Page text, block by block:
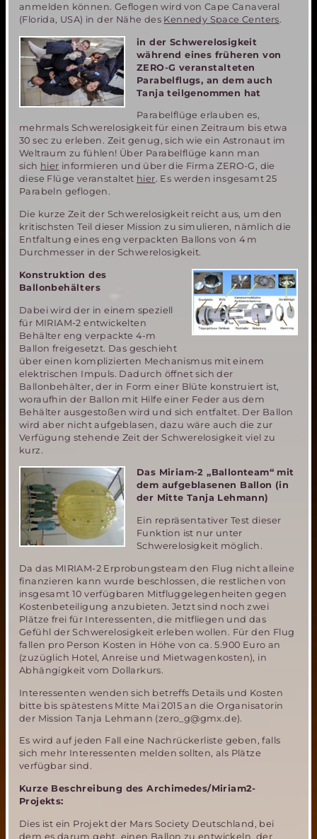
anmelden können. Geflogen wird von Cape Canaveral
(Florida, USA) in der Nähe des Kennedy Space Centers.
in der Schwerelosigkeit
während eines früheren von
ZERO-G veranstalteten
Parabelflugs, an dem auch
Tanja teilgenommen hat
Parabelflüge erlauben es,
mehrmals Schwerelosigkeit für einen Zeitraum bis etwa
30 sec zu erleben. Zeit genug, sich wie ein Astronaut im
Weltraum zu fühlen! Über Parabelflüge kann man
sich hier informieren und über die Firma ZERO-G, die
diese Flüge veranstaltet hier. Es werden insgesamt 25
Parabeln geflogen.
Die kurze Zeit der Schwerelosigkeit reicht aus, um den
kritischsten Teil dieser Mission zu simulieren, nämlich die
Entfaltung eines eng verpackten Ballons von 4 m
Durchmesser in der Schwerelosigkeit.
Konstruktion des
Ballonbehälters
Dabei wird der in einem speziell
für MIRIAM-2 entwickelten
Behälter eng verpackte 4-m
Ballon freigesetzt. Das geschieht
über einen komplizierten Mechanismus mit einem
elektrischen Impuls. Dadurch öffnet sich der
Ballonbehälter, der in Form einer Blüte konstruiert ist,
woraufhin der Ballon mit Hilfe einer Feder aus dem
Behälter ausgestoßen wird und sich entfaltet. Der Ballon
wird aber nicht aufgeblasen, dazu wäre auch die zur
Verfügung stehende Zeit der Schwerelosigkeit viel zu
kurz.
Das Miriam-2 „Ballonteam“ mit
dem aufgeblasenen Ballon (in
der Mitte Tanja Lehmann)
Ein repräsentativer Test dieser
Funktion ist nur unter
Schwerelosigkeit möglich.
Da das MIRIAM-2 Erprobungsteam den Flug nicht alleine
finanzieren kann wurde beschlossen, die restlichen von
insgesamt 10 verfügbaren Mitfluggelegenheiten gegen
Kostenbeteiligung anzubieten. Jetzt sind noch zwei
Plätze frei für Interessenten, die mitfliegen und das
Gefühl der Schwerelosigkeit erleben wollen. Für den Flug
fallen pro Person Kosten in Höhe von ca. 5.900 Euro an
(zuzüglich Hotel, Anreise und Mietwagenkosten), in
Abhängigkeit vom Dollarkurs.
Interessenten wenden sich betreffs Details und Kosten
bitte bis spätestens Mitte Mai 2015 an die Organisatorin
der Mission Tanja Lehmann (zero_g@gmx.de).
Es wird auf jeden Fall eine Nachrückerliste geben, falls
sich mehr Interessenten melden sollten, als Plätze
verfügbar sind.
Kurze Beschreibung des Archimedes/Miriam2-
Projekts:
Dies ist ein Projekt der Mars Society Deutschland, bei
dem es darum geht, einen Ballon zu entwickeln, der